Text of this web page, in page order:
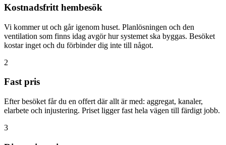
Kostnadsfritt hembesök
Vi kommer ut och går igenom huset. Planlösningen och den
ventilation som finns idag avgör hur systemet ska byggas. Besöket
kostar inget och du förbinder dig inte till något.
2
Fast pris
Efter besöket får du en offert där allt är med: aggregat, kanaler,
elarbete och injustering. Priset ligger fast hela vägen till färdigt jobb.
3